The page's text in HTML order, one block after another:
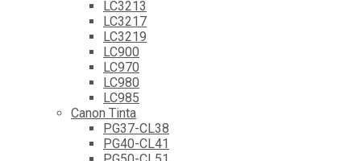
LC3213
LC3217
LC3219
LC900
LC970
LC980
LC985
Canon Tinta
PG37-CL38
PG40-CL41